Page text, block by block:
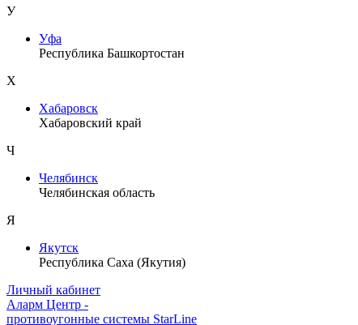
У
Уфа
Республика Башкортостан
Х
Хабаровск
Хабаровский край
Ч
Челябинск
Челябинская область
Я
Якутск
Республика Саха (Якутия)
Личный кабинет
Аларм Центр -
противоугонные системы StarLine